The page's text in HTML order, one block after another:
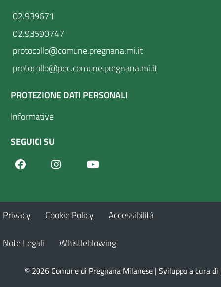
02.939671
02.93590747
protocollo@comune.pregnana.mi.it
protocollo@pec.comune.pregnana.mi.it
PROTEZIONE DATI PERSONALI
Informative
SEGUICI SU
FacebookInstagram
Privacy Cookie Policy Accessibilità
Note Legali Whistleblowing
© 2026 Comune di Pregnana Milanese | Sviluppo a cura di